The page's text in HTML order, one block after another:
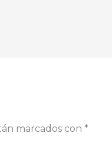
marcados con *